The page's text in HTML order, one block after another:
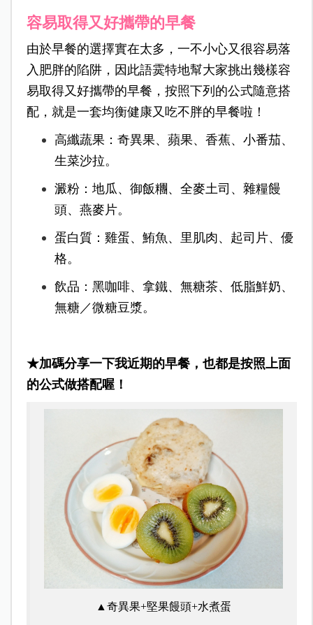
容易取得又好攜帶的早餐
由於早餐的選擇實在太多，一不小心又很容易落
入肥胖的陷阱，因此語霙特地幫大家挑出幾樣容
易取得又好攜帶的早餐，按照下列的公式隨意搭
配，就是一套均衡健康又吃不胖的早餐啦！
高纖蔬果：奇異果、蘋果、香蕉、小番茄、
生菜沙拉。
澱粉：地瓜、御飯糰、全麥土司、雜糧饅
頭、燕麥片。
蛋白質：雞蛋、鮪魚、里肌肉、起司片、優
格。
飲品：黑咖啡、拿鐵、無糖茶、低脂鮮奶、
無糖／微糖豆漿。
★加碼分享一下我近期的早餐，也都是按照上面
的公式做搭配喔！
▲奇異果+堅果饅頭+水煮蛋